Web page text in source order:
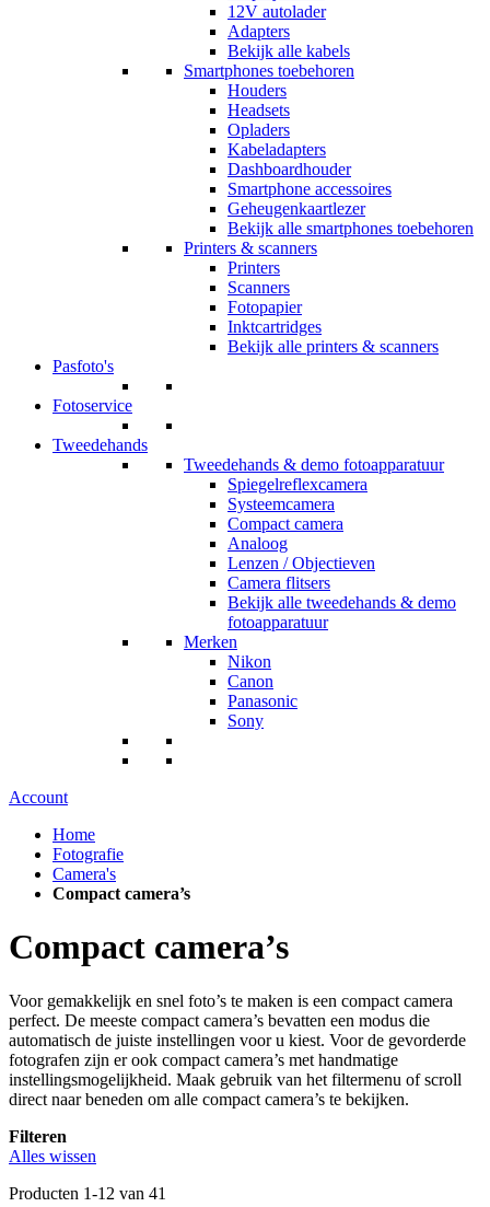
12V autolader
Adapters
Bekijk alle kabels
Smartphones toebehoren
Houders
Headsets
Opladers
Kabeladapters
Dashboardhouder
Smartphone accessoires
Geheugenkaartlezer
Bekijk alle smartphones toebehoren
Printers & scanners
Printers
Scanners
Fotopapier
Inktcartridges
Bekijk alle printers & scanners
Pasfoto's
Fotoservice
Tweedehands
Tweedehands & demo fotoapparatuur
Spiegelreflexcamera
Systeemcamera
Compact camera
Analoog
Lenzen / Objectieven
Camera flitsers
Bekijk alle tweedehands & demo
fotoapparatuur
Merken
Nikon
Canon
Panasonic
Sony
Account
Home
Fotografie
Camera's
Compact camera’s
Compact camera’s
Voor gemakkelijk en snel foto’s te maken is een compact camera
perfect. De meeste compact camera’s bevatten een modus die
automatisch de juiste instellingen voor u kiest. Voor de gevorderde
fotografen zijn er ook compact camera’s met handmatige
instellingsmogelijkheid. Maak gebruik van het filtermenu of scroll
direct naar beneden om alle compact camera’s te bekijken.
Filteren
Alles wissen
Producten 1-12 van 41